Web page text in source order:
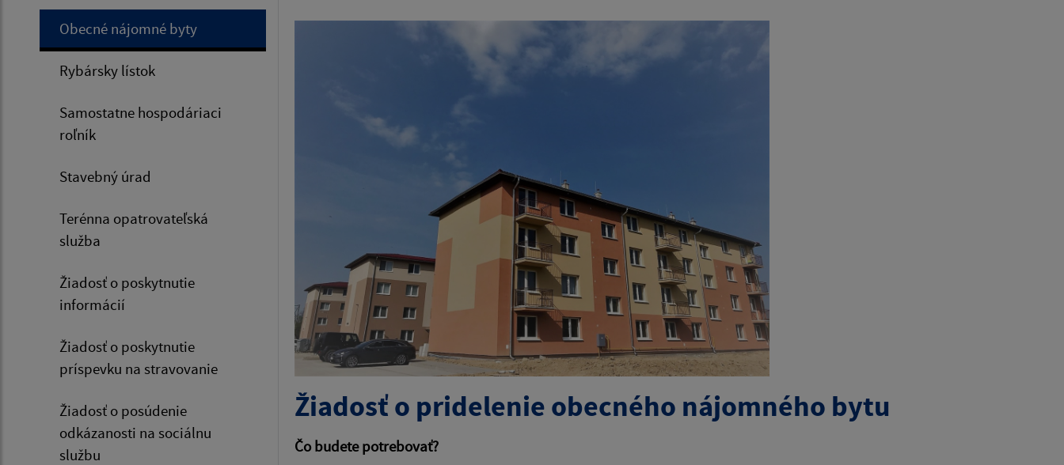
Obecné nájomné byty
Rybársky lístok
Samostatne hospodáriaci
roľník
Stavebný úrad
Terénna opatrovateľská
služba
Žiadosť o poskytnutie
informácií
Žiadosť o poskytnutie
príspevku na stravovanie
Žiadosť o posúdenie
odkázanosti na sociálnu
službu
Žiadosť o pridelenie obecného nájomného bytu
Čo budete potrebovať?